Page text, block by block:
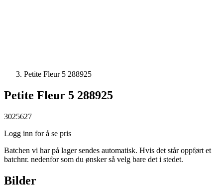
Petite Fleur 5 288925
Petite Fleur 5 288925
3025627
Logg inn for å se pris
Batchen vi har på lager sendes automatisk. Hvis det står oppført et
batchnr. nedenfor som du ønsker så velg bare det i stedet.
Bilder